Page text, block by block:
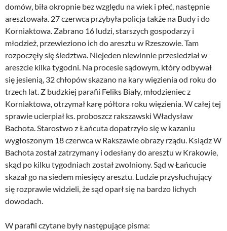
domów, biła okropnie bez względu na wiek i płeć, następnie
aresztowała. 27 czerwca przybyła policja także na Budy i do
Korniaktowa. Zabrano 16 ludzi, starszych gospodarzy i
młodzież, przewieziono ich do aresztu w Rzeszowie. Tam
rozpoczęły się śledztwa. Niejeden niewinnie przesiedział w
areszcie kilka tygodni. Na procesie sądowym, który odbywał
się jesienią, 32 chłopów skazano na kary więzienia od roku do
trzech lat. Z budzkiej parafii Feliks Biały, młodzieniec z
Korniaktowa, otrzymał karę półtora roku więzienia. W całej tej
sprawie ucierpiał ks. proboszcz rakszawski Władysław
Bachota. Starostwo z Łańcuta dopatrzyło się w kazaniu
wygłoszonym 18 czerwca w Rakszawie obrazy rządu. Ksiądz W
Bachota został zatrzymany i odesłany do aresztu w Krakowie,
skąd po kilku tygodniach został zwolniony. Sąd w Łańcucie
skazał go na siedem miesięcy aresztu. Ludzie przysłuchujący
się rozprawie widzieli, że sąd oparł się na bardzo lichych
dowodach.
W parafii czytane były następujące pisma: